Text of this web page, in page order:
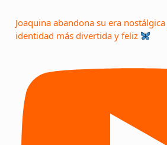
Joaquina abandona su era
identidad más divertida y feliz